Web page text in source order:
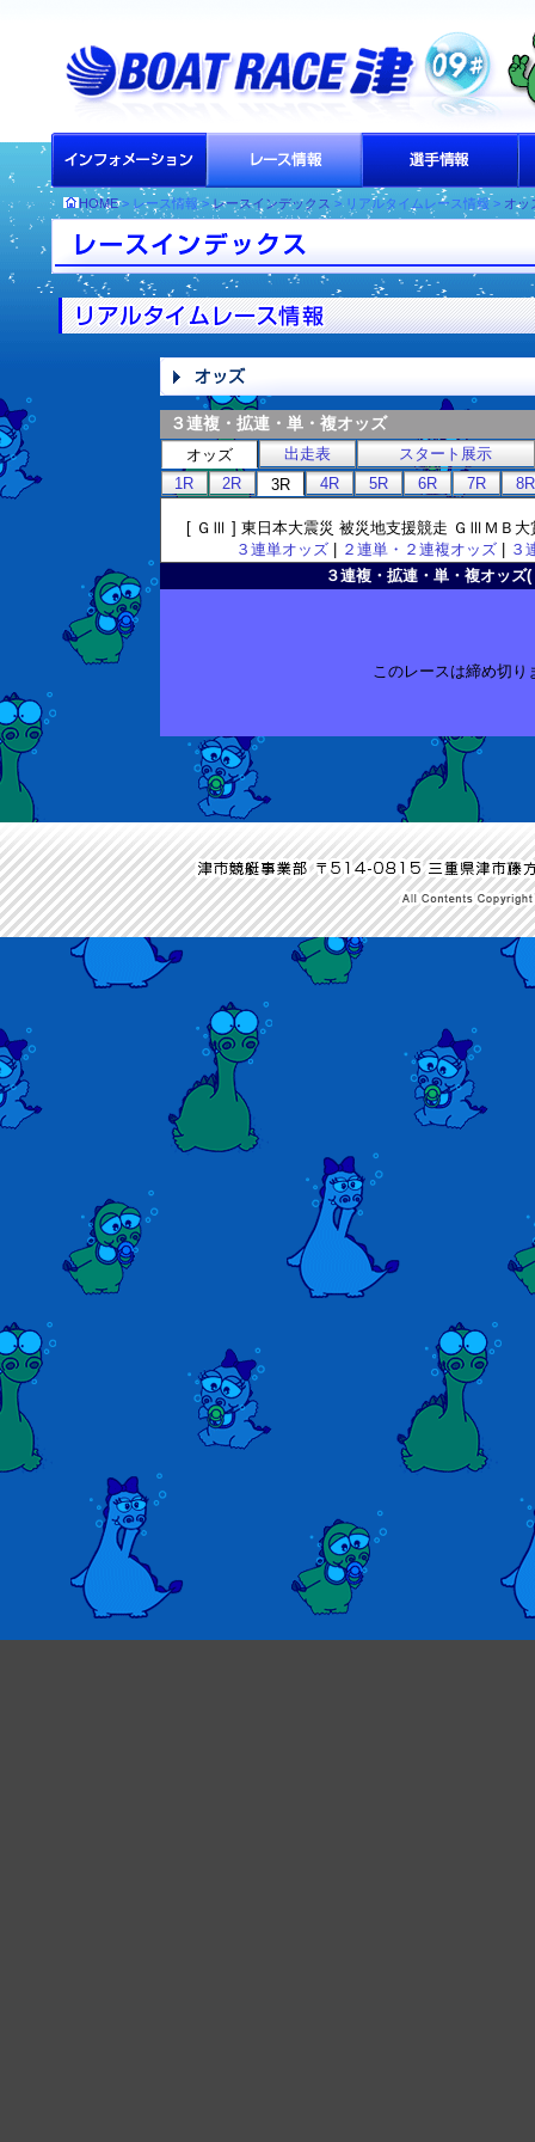
HOME> レース情報 >レースインデックス > リアルタイムレース情報 > オッ
３連複・拡連・単・複オッズ
オッズ 出走表
スタート展示
1R
2R 3R 4R 5R 6R 7R 8R
[ ＧⅢ ] 東日本大震災 被災地支援競走 ＧⅢＭＢ大
３連単オッズ| ２連単・２連複オッズ|
３
３連複・拡連・単・複オッズ
このレースは締め切り